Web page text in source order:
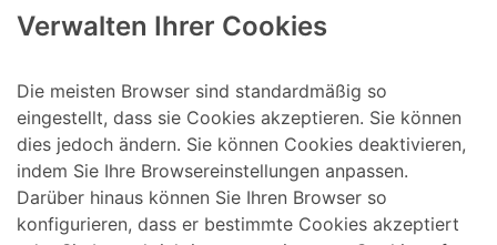
Verwalten Ihrer Cookies
Die meisten Browser sind standardmäßig so
eingestellt, dass sie Cookies akzeptieren. Sie können
dies jedoch ändern. Sie können Cookies deaktivieren,
indem Sie Ihre Browsereinstellungen anpassen.
Darüber hinaus können Sie Ihren Browser so
konfigurieren, dass er bestimmte Cookies akzeptiert